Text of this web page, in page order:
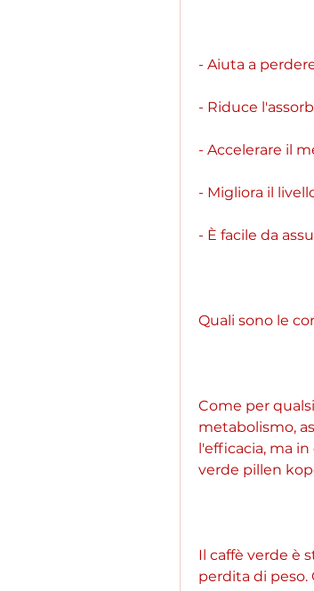
- Aiuta a
- Riduce
- Accelerare il
- Migliora il
- È facile da
Quali sono le
Come per
metabolismo,
l'efficacia, ma
verde pillen
Il caffè verde è
perdita di peso.